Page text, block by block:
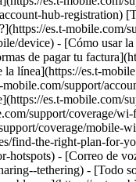
hub-
es.t-
device) - [Cómo usar
de pagar tu
línea](https://es.t-
support/
es.t-mobile.com/
support/coverage/
coverage/mobile-
find-the-right-plan-
hotspots) - [Correo de
tethering) - [Todo